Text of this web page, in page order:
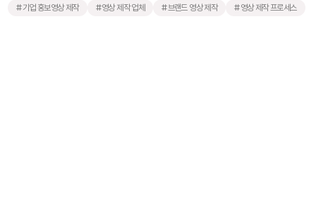
#기업 홍보영상 제작 #영상 제작 업체 #브랜드 영상 제작 #영상 제작 프로세스